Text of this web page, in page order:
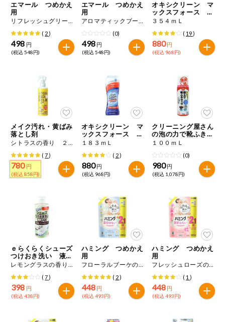
エマール つめかえ
用
リフレッシュグリーンの香り ８１０ｇ
( 2)
498 円
(税込 548円)
エマール つめかえ
用
アロマティックブーケの香り ８１０ｇ
(0)
498 円
(税込 548円)
オキシクリーン マ
ックスフォース ス
プレー
３５４ｍＬ
( 19)
880円
(税込 968円)
メイク汚れ・黄ばみ
落とし剤
シトラスの香り ２４０ｍＬ
(7)
780 円
(税込 858円)
オキシクリーン マ
ックスフォース ジ
ェルスティック
１８３ｍＬ
( 2)
880 円
(税込 968円)
クリーニング屋さん
の泡の力で靴ふきサ
ッサ
１００ｍＬ
(0)
980円
(税込 1,078円)
ｅらくらくシューズ
つけおき洗い 液体
タイプ 消臭ストロ レモングラスの香り ２００ｍＬ
(7)
398 円
(税込 438円)
ハミング つめかえ
用
フローラルブーケの香り １０００ｍＬ
( 2)
448 円
(税込 493円)
ハミング つめかえ
用
フレッシュローズの香り １０００ｍＬ
( 1 )
448 円
(税込 493円)